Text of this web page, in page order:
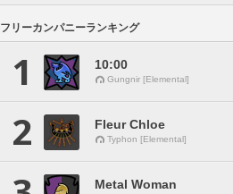
フリーカンパニーランキング
1 10:00
Gungnir [Elemental]
2 Fleur Chloe
Typhon [Elemental]
Metal Woman